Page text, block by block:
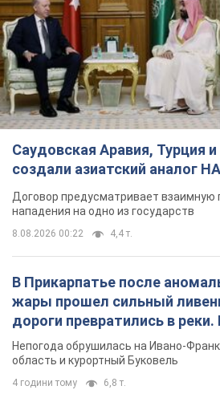
создали азиатский аналог
Договор предусматривает взаимную
нападения на одно из государств
8.08.2026 00:22 4,4 т.
В Прикарпатье после
жары прошел сильный
дороги превратились в реки.
область и курортный Буковель
Хорватия унизила сборную
по спортивной гимнастике,
официально не пустив на
Европы основных
4 години тому 6,1 т.